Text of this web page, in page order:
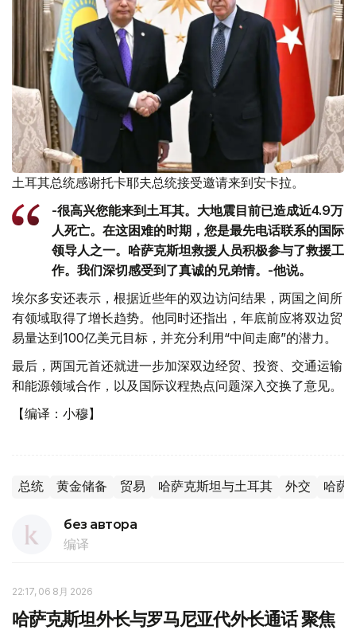
土耳其总统感谢托卡耶夫总统接受邀请来到安卡拉。
-很高兴您能来到土耳其。大地震目前已造成近4.9万
人死亡。在这困难的时期，您是最先电话联系的国际
领导人之一。哈萨克斯坦救援人员积极参与了救援工
作。我们深切感受到了真诚的兄弟情。-他说。
埃尔多安还表示，根据近些年的双边访问结果，两国之间所
有领域取得了增长趋势。他同时还指出，年底前应将双边贸
易量达到100亿美元目标，并充分利用“中间走廊”的潜力。
最后，两国元首还就进一步加深双边经贸、投资、交通运输
和能源领域合作，以及国际议程热点问题深入交换了意见。
【编译：小穆】
总统 黄金储备 贸易 哈萨克斯坦与土耳其 外交 哈萨
без автора
编译
22:17, 06 8月 2026
哈萨克斯坦外长与罗马尼亚代外长通话 聚焦